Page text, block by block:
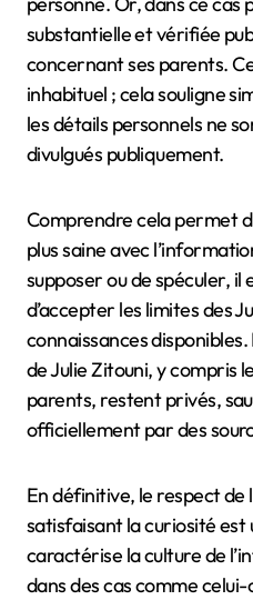
substantielle et vérifiée
concernant ses parents.
inhabituel ; cela souligne
les détails personnels ne
divulgués publiquement.
Comprendre cela permet
plus saine avec
supposer ou de spéculer, il
d’accepter les limites des
connaissances
de Julie Zitouni, y compris
parents, restent privés,
officiellement par des
En définitive, le respect
satisfaisant la curiosité est
caractérise la culture de
dans des cas comme celui-